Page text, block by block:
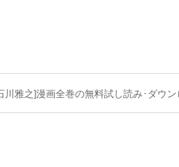
川雅之]漫画全巻の無料試し読み･ダウ